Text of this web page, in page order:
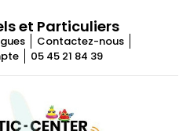
et Particuliers
Contactez-nous
05 45 21 84 39